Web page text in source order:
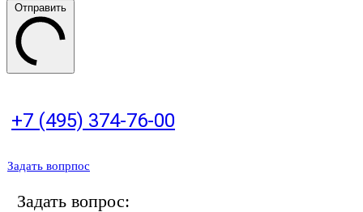
Отправить
+7 (495) 374-76-00
Задать вопрпос
Задать вопрос: